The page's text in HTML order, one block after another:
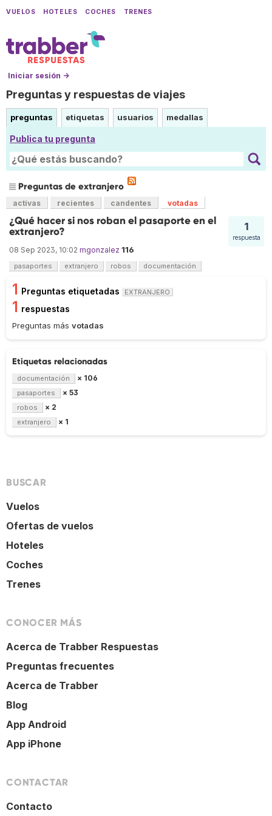
VUELOS HOTELES COCHES TRENES
Iniciar sesión →
Preguntas y respuestas de viajes
preguntas etiquetas usuarios medallas
Publica tu pregunta
Preguntas de extranjero
activas recientes candentes votadas
1
respuesta
¿Qué hacer si nos roban el pasaporte en el
extranjero?
08 Sep 2023, 10:02 mgonzalez 116
pasaportes extranjero robos documentación
1 Preguntas etiquetadas EXTRANJERO
1 respuestas
Preguntas más votadas
Etiquetas relacionadas
documentación × 106
pasaportes × 53
robos × 2
extranjero × 1
BUSCAR
Vuelos
Ofertas de vuelos
Hoteles
Coches
Trenes
CONOCER MÁS
Acerca de Trabber Respuestas
Preguntas frecuentes
Acerca de Trabber
Blog
App Android
App iPhone
CONTACTAR
Contacto